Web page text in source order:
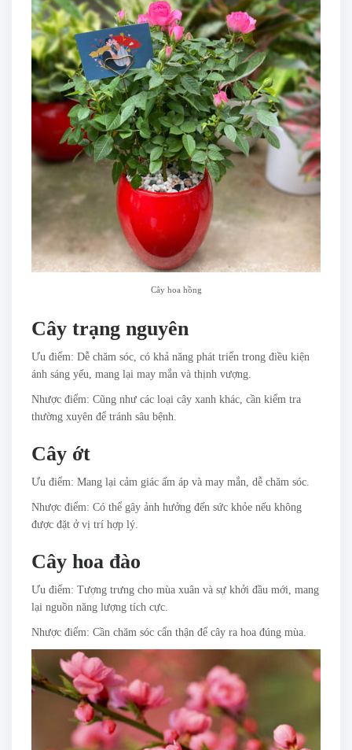
Cây hoa hồng
Cây trạng nguyên
Ưu điểm: Dễ chăm sóc, có khả năng phát triển trong điều kiện
ánh sáng yếu, mang lại may mắn và thịnh vượng.
Nhược điểm: Cũng như các loại cây xanh khác, cần kiểm tra
thường xuyên để tránh sâu bệnh.
Cây ớt
Ưu điểm: Mang lại cảm giác ấm áp và may mắn, dễ chăm sóc.
Nhược điểm: Có thể gây ảnh hưởng đến sức khỏe nếu không
được đặt ở vị trí hợp lý.
Cây hoa đào
Ưu điểm: Tượng trưng cho mùa xuân và sự khởi đầu mới, mang
lại nguồn năng lượng tích cực.
Nhược điểm: Cần chăm sóc cẩn thận để cây ra hoa đúng mùa.